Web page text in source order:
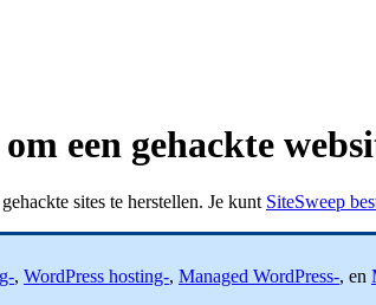
een gehackte
sites te herstellen. Je kunt SiteSweep
, WordPress hosting-, Managed WordPress-, en